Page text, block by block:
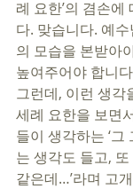
례 요한’의 겸손에
다. 맞습니다. 예
의 모습을 본받아
높여주어야 합니
그런데, 이런 생각
세례 요한을 보면
들이 생각하는 ‘그
는 생각도 들고, 또
같은데…’라며 고